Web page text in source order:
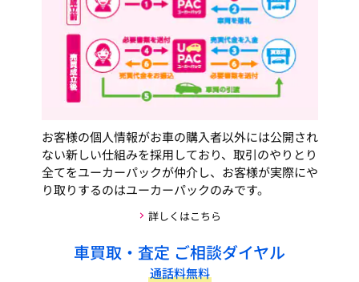
お客様の個人情報がお車の購入者以外には公開され
ない新しい仕組みを採用しており、取引のやりとり
全てをユーカーパックが仲介し、お客様が実際にや
り取りするのはユーカーパックのみです。
詳しくはこちら
車買取・査定 ご相談ダイヤル
通話料無料